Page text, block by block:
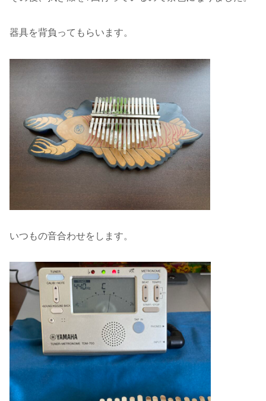
器具を背負ってもらいます。
いつもの音合わせをします。